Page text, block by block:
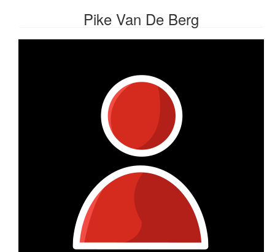
Pike Van De Berg